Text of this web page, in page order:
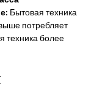
Бытовая техника
потребляет
техника более